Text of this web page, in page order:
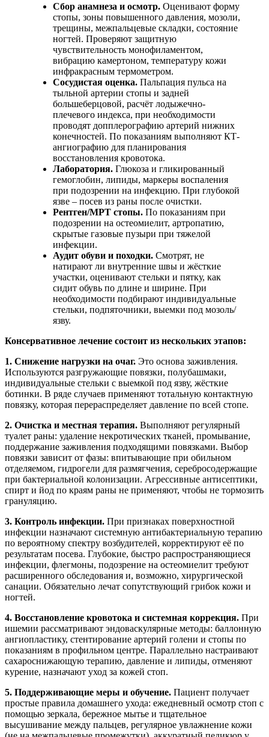
Сбор анамнеза и осмотр. Оценивают форму
стопы, зоны повышенного давления, мозоли,
трещины, межпальцевые складки, состояние
ногтей. Проверяют защитную
чувствительность монофиламентом,
вибрацию камертоном, температуру кожи
инфракрасным термометром.
Сосудистая оценка. Пальпация пульса на
тыльной артерии стопы и задней
большеберцовой, расчёт лодыжечно-
плечевого индекса, при необходимости
проводят допплерографию артерий нижних
конечностей. По показаниям выполняют КТ-
ангиографию для планирования
восстановления кровотока.
Лаборатория. Глюкоза и гликированный
гемоглобин, липиды, маркеры воспаления
при подозрении на инфекцию. При глубокой
язве – посев из раны после очистки.
Рентген/МРТ стопы. По показаниям при
подозрении на остеомиелит, артропатию,
скрытые газовые пузыри при тяжелой
инфекции.
Аудит обуви и походки. Смотрят, не
натирают ли внутренние швы и жёсткие
участки, оценивают стельки и пятку, как
сидит обувь по длине и ширине. При
необходимости подбирают индивидуальные
стельки, подпяточники, выемки под мозоль/
язву.
Консервативное лечение состоит из нескольких этапов:
1. Снижение нагрузки на очаг. Это основа заживления.
Используются разгружающие повязки, полубашмаки,
индивидуальные стельки с выемкой под язву, жёсткие
ботинки. В ряде случаев применяют тотальную контактную
повязку, которая перераспределяет давление по всей стопе.
2. Очистка и местная терапия. Выполняют регулярный
туалет раны: удаление некротических тканей, промывание,
поддержание заживления подходящими повязками. Выбор
повязки зависит от фазы: впитывающие при обильном
отделяемом, гидрогели для размягчения, серебросодержащие
при бактериальной колонизации. Агрессивные антисептики,
спирт и йод по краям раны не применяют, чтобы не тормозить
грануляцию.
3. Контроль инфекции. При признаках поверхностной
инфекции назначают системную антибактериальную терапию
по вероятному спектру возбудителей, корректируют её по
результатам посева. Глубокие, быстро распространяющиеся
инфекции, флегмоны, подозрение на остеомиелит требуют
расширенного обследования и, возможно, хирургической
санации. Обязательно лечат сопутствующий грибок кожи и
ногтей.
4. Восстановление кровотока и системная коррекция. При
ишемии рассматривают эндоваскулярные методы: баллонную
ангиопластику, стентирование артерий голени и стопы по
показаниям в профильном центре. Параллельно настраивают
сахароснижающую терапию, давление и липиды, отменяют
курение, назначают уход за кожей стоп.
5. Поддерживающие меры и обучение. Пациент получает
простые правила домашнего ухода: ежедневный осмотр стоп с
помощью зеркала, бережное мытье и тщательное
высушивание между пальцев, регулярное увлажнение кожи